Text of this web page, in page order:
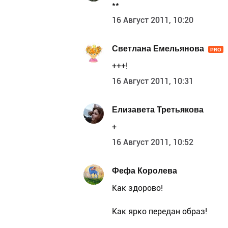
**
16 Август 2011, 10:20
Светлана Емельянова PRO
+++!
16 Август 2011, 10:31
Елизавета Третьякова
+
16 Август 2011, 10:52
Фефа Королева
Как здорово!
Как ярко передан образ!